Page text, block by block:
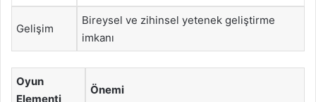
Gelişim
Bireysel ve zihinsel yetenek geliştirme
imkanı
Oyun
Elementi
Önemi